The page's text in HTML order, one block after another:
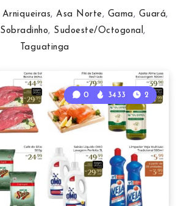
Arniqueiras,Asa Norte, Gama , Guará,
Sobradinho, Sudoeste/Octogonal ,
Taguatinga
0 3433 2